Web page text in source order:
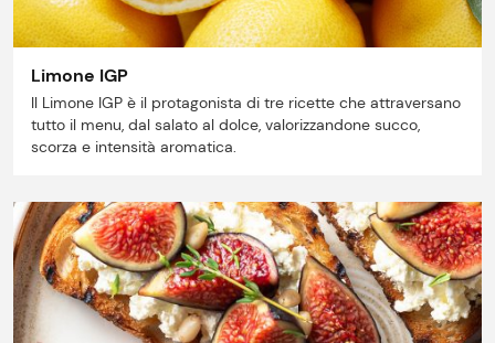
Limone IGP
Il Limone IGP è il protagonista di tre ricette che attraversano
tutto il menu, dal salato al dolce, valorizzandone succo,
scorza e intensità aromatica.